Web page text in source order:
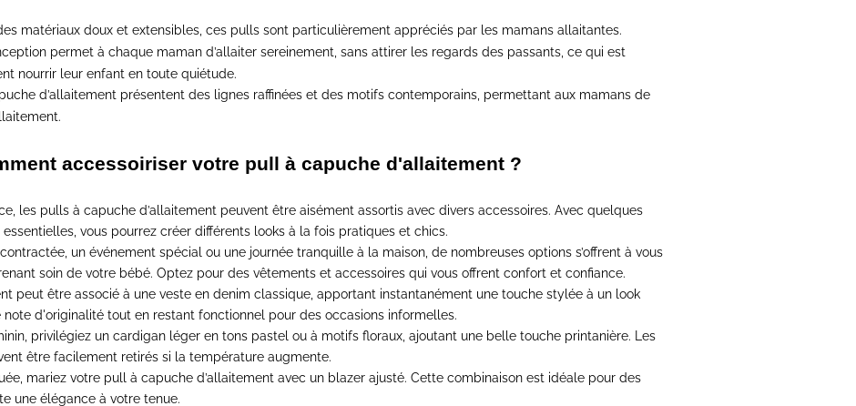
matériaux doux et extensibles, ces pulls sont particulièrement appréciés par les mamans allaitantes.
permet à chaque maman d’allaiter sereinement, sans attirer les regards des passants, ce qui est
nourrir leur enfant en toute quiétude.
d’allaitement présentent des lignes raffinées et des motifs contemporains, permettant aux mamans de
accessoiriser votre pull à capuche d'allaitement ?
les pulls à capuche d’allaitement peuvent être aisément assortis avec divers accessoires. Avec quelques
vous pourrez créer différents looks à la fois pratiques et chics.
un événement spécial ou une journée tranquille à la maison, de nombreuses options s’offrent à vous
soin de votre bébé. Optez pour des vêtements et accessoires qui vous offrent confort et confiance.
peut être associé à une veste en denim classique, apportant instantanément une touche stylée à un look
note d'originalité tout en restant fonctionnel pour des occasions informelles.
, privilégiez un cardigan léger en tons pastel ou à motifs floraux, ajoutant une belle touche printanière. Les
être facilement retirés si la température augmente.
, mariez votre pull à capuche d’allaitement avec un blazer ajusté. Cette combinaison est idéale pour des
une élégance à votre tenue.